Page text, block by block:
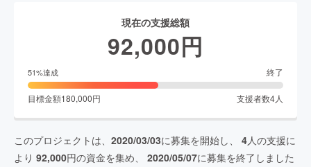
現在の支援総額
92,000円
51%達成 終了
目標金額180,000円 支援者数4人
このプロジェクトは、 2020/03/03に募集を開始し、 4人の支援に
より 92,000円の資金を集め、 2020/05/07に募集を終了しました